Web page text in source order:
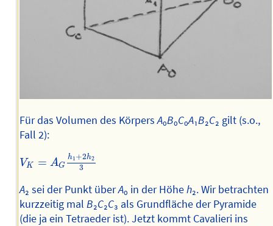
Für das Volumen des KörpersA₀B₀C₀A₁B₂C₂ gilt (s.o.,
Fall 2):
VK = AG
h1+2h2
3
2h23
A₂ sei der Punkt überA₀ in der Höheh₂. Wir betrachten
kurzzeitig mal B₂C₂C₃ als Grundfläche der Pyramide
(die ja ein Tetraeder ist). Jetzt kommt Cavalieri ins